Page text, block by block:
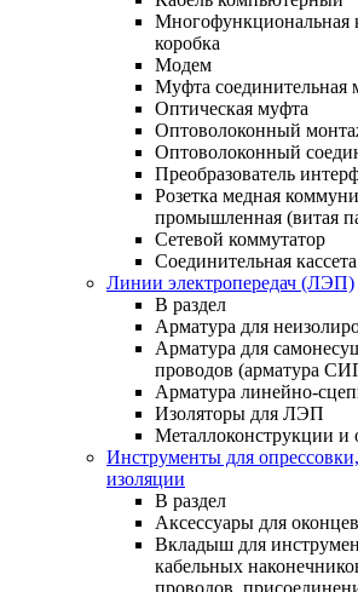
Многофункциональная
коробка
Модем
Муфта соединительная
Оптическая муфта
Оптоволоконный
Оптоволоконный
Преобразователь
Розетка медная
промышленная (витая
Сетевой коммутатор
Соединительная кассета
Линии электропередач (ЛЭП)
В раздел
Арматура для
Арматура для
проводов (арматура
Арматура линейно-
Изоляторы для ЛЭП
Металлоконструкции
Инструменты для
изоляции
В раздел
Аксессуары для
Вкладыш для
кабельных
проводов,